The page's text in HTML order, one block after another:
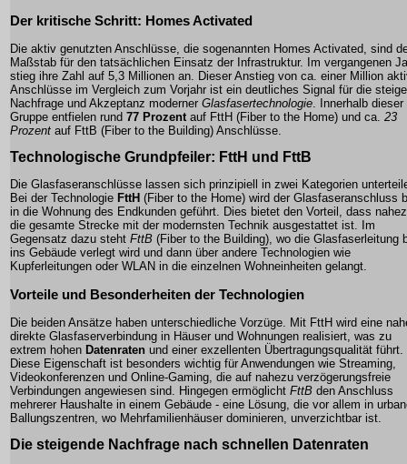
Der kritische Schritt: Homes Activated
Die aktiv genutzten Anschlüsse, die sogenannten Homes Activated, sind
Maßstab für den tatsächlichen Einsatz der Infrastruktur. Im vergangenen
stieg ihre Zahl auf 5,3 Millionen an. Dieser Anstieg von ca. einer Million
Anschlüsse im Vergleich zum Vorjahr ist ein deutliches Signal für die
Nachfrage und Akzeptanz moderner Glasfasertechnologie. Innerhalb dieser
Gruppe entfielen rund 77 Prozentauf FttH (Fiber to the Home) und ca. 23
Prozent auf FttB (Fiber to the Building) Anschlüsse.
Technologische Grundpfeiler: FttH und FttB
Die Glasfaseranschlüsse lassen sich prinzipiell in zwei Kategorien
Bei der Technologie FttH (Fiber to the Home) wird der Glasfaseranschluss
in die Wohnung des Endkunden geführt. Dies bietet den Vorteil, dass
die gesamte Strecke mit der modernsten Technik ausgestattet ist. Im
Gegensatz dazu steht FttB (Fiber to the Building), wo die Glasfaserleitung
ins Gebäude verlegt wird und dann über andere Technologien wie
Kupferleitungen oder WLAN in die einzelnen Wohneinheiten gelangt.
Vorteile und Besonderheiten der Technologien
Die beiden Ansätze haben unterschiedliche Vorzüge. Mit FttH wird eine
direkte Glasfaserverbindung in Häuser und Wohnungen realisiert, was zu
extrem hohen Datenraten und einer exzellenten Übertragungsqualität führt.
Diese Eigenschaft ist besonders wichtig für Anwendungen wie Streaming,
Videokonferenzen und Online-Gaming, die auf nahezu verzögerungsfreie
Verbindungen angewiesen sind. Hingegen ermöglicht FttB den Anschluss
mehrerer Haushalte in einem Gebäude - eine Lösung, die vor allem in
Ballungszentren, wo Mehrfamilienhäuser dominieren, unverzichtbar ist.
Die steigende Nachfrage nach schnellen Datenraten